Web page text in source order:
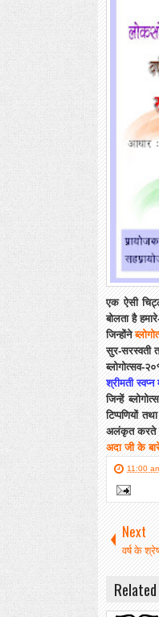
एक ऐसी
बोलता है
जिन्होंने
सुर-सरस्वती
ब्लोगोत्सव-
श्रीमती
जिन्हें
टिप्पणियों
अलंकृत करते
अदा जी के
11:00
Next
वर्ष के